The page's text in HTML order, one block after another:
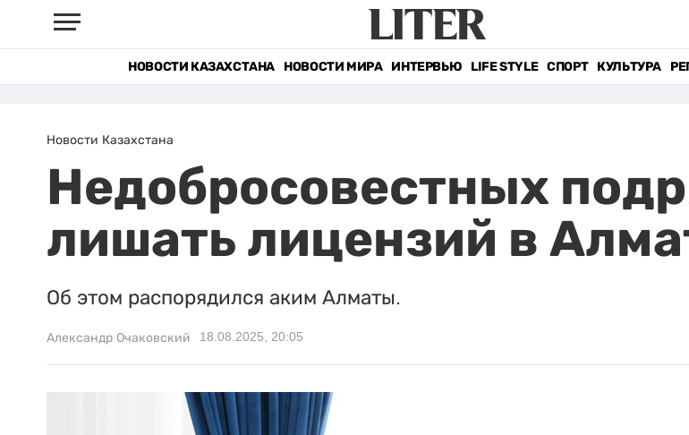
НОВОСТИ КАЗАХСТАНА НОВОСТИ МИРА ИНТЕРВЬЮ LIFE STYLE СПОРТ КУЛЬТУРА
Новости Казахстана
Недобросовестных
лишать лицензий в
Об этом распорядился аким Алматы.
Александр Очаковский 18.08.2025, 20:05